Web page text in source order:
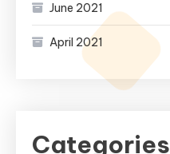
June 2021
April 2021
Categories